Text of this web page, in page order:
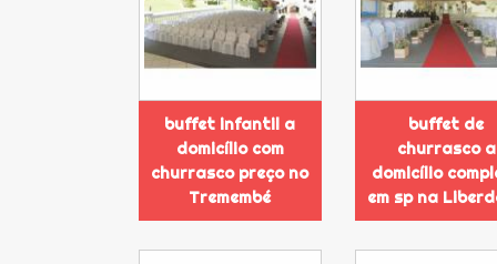
buffet infantil a
domicílio com
churrasco preço no
Tremembé
buffet de
churrasco a
domicílio
em sp na